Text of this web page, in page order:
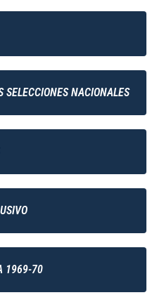
SELECCIONES NACIONALES
1969-70